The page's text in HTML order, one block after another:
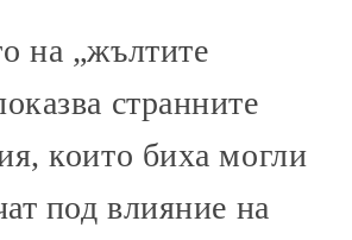
на „жълтите
странните
които биха могли
под влияние на